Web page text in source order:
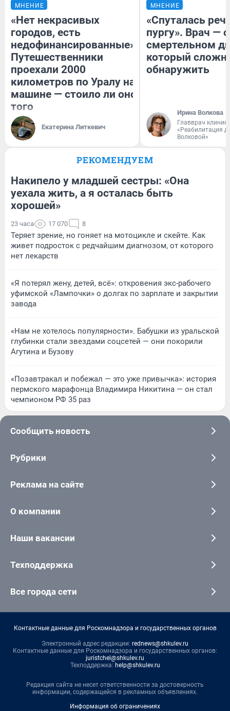
МНЕНИЕ
«Нет некрасивых
городов, есть
недофинансированные».
Путешественники
проехали 2000
километров по Уралу на
машине — стоило ли оно
того
Екатерина Литкевич
МНЕНИЕ
«Спуталась
пургу». Врач — о
смертельном
который
обнаружить
Ирина Волкова
Главврач
«Реабилитация
Волковой»
РЕКОМЕНДУЕМ
Накипело у младшей сестры: «Она
уехала жить, а я осталась быть
хорошей»
23 часа 17 070 8
Теряет зрение, но гоняет на мотоцикле и скейте. Как
живет подросток с редчайшим диагнозом, от которого
нет лекарств
«Я потерял жену, детей, всё»: откровения экс-рабочего
уфимской «Лампочки» о долгах по зарплате и закрытии
завода
«Нам не хотелось популярности». Бабушки из уральской
глубинки стали звездами соцсетей — они покорили
Агутина и Бузову
«Позавтракал и побежал — это уже привычка»: история
пермского марафонца Владимира Никитина — он стал
чемпионом РФ 35 раз
Сообщить новость
Рубрики
Реклама на сайте
О компании
Наши вакансии
Техподдержка
Все города сети
Контактные данные для Роскомнадзора и государственных органов
Электронный адрес редакции: rednews@shkulev.ru
Контактные данные для Роскомнадзора и государственных органов:
juristchel@shkulev.ru
Техподдержка: help@shkulev.ru
Редакция сайта не несет ответственности за достоверность
информации, содержащейся в рекламных объявлениях.
Информация об ограничениях